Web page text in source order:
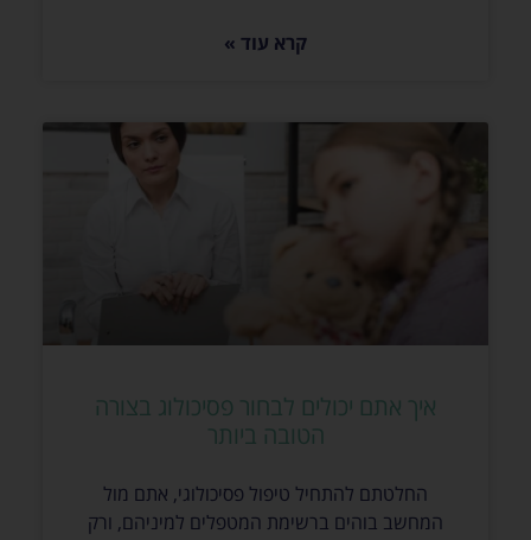
קרא עוד »
איך אתם יכולים לבחור פסיכולוג בצורה
הטובה ביותר
החלטתם להתחיל טיפול פסיכולוגי, אתם מול
המחשב בוהים ברשימת המטפלים למיניהם, ורק